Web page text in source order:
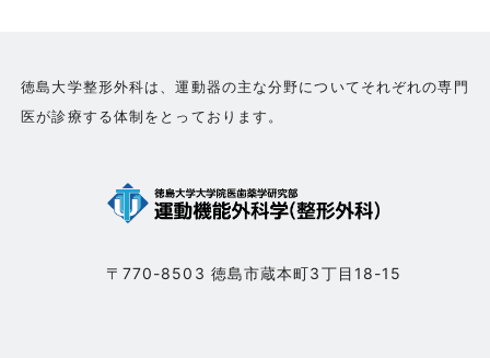
徳島大学整形外科は、運動器の主な分野についてそれぞれの専門
医が診療する体制をとっております。
〒770-8503 徳島市蔵本町3丁目18-15